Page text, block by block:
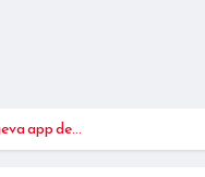
app de…